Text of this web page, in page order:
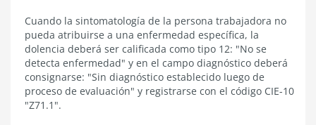
Cuando la sintomatología de la persona trabajadora no
pueda atribuirse a una enfermedad específica, la
dolencia deberá ser calificada como tipo 12: "No se
detecta enfermedad" y en el campo diagnóstico deberá
consignarse: "Sin diagnóstico establecido luego de
proceso de evaluación" y registrarse con el código CIE-10
"Z71.1".